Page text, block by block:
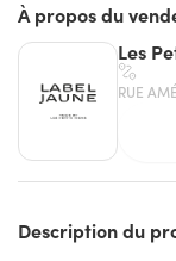
À propos du
Les
RUE
Description du